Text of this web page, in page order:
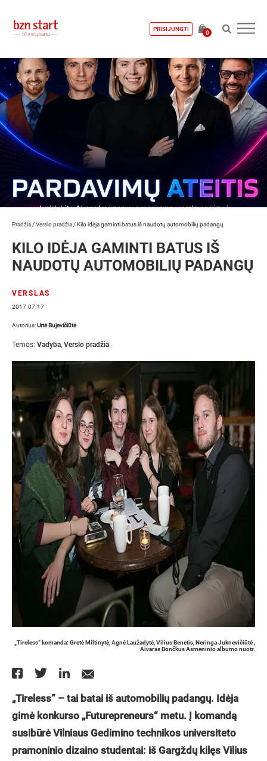
PRISIJUNGTI
0
Pradžia /Verslo pradžia /Kilo idėja gaminti batus iš naudotų automobilių padangų
KILO IDĖJA GAMINTI BATUS IŠ
NAUDOTŲ AUTOMOBILIŲ PADANGŲ
VERSLAS
2017.07.17
Autorius:Urtė Bujevičiūtė
Temos: Vadyba, Verslo pradžia.
„Tireless“ komanda: Gretė Miltinytė, Agnė Laužadytė, Vilius Benetis, Neringa Juknevičiūtė ,
Aivaras Bončkus Asmeninio albumo nuotr.
„Tireless“ – tai batai iš automobilių padangų. Idėja
gimė konkurso „Futurepreneurs“ metu. Į komandą
susibūrė Vilniaus Gedimino technikos universiteto
pramoninio dizaino studentai: iš Gargždų kilęs Vilius